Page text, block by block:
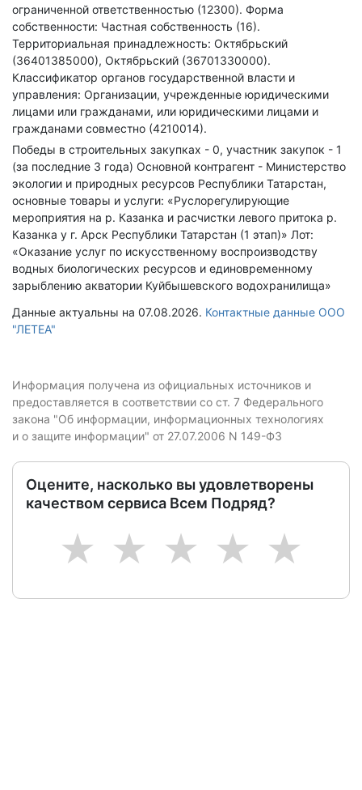
ограниченной ответственностью (12300). Форма
собственности: Частная собственность (16).
Территориальная принадлежность: Октябрьский
(36401385000), Октябрьский (36701330000).
Классификатор органов государственной власти и
управления: Организации, учрежденные юридическими
лицами или гражданами, или юридическими лицами и
гражданами совместно (4210014).
Победы в строительных закупках - 0, участник закупок - 1
(за последние 3 года) Основной контрагент - Министерство
экологии и природных ресурсов Республики Татарстан,
основные товары и услуги: «Руслорегулирующие
мероприятия на р. Казанка и расчистки левого притока р.
Казанка у г. Арск Республики Татарстан (1 этап)» Лот:
«Оказание услуг по искусственному воспроизводству
водных биологических ресурсов и единовременному
зарыблению акватории Куйбышевского водохранилища»
Данные актуальны на 07.08.2026. Контактные данные ООО
"ЛЕТЕА"
Информация получена из официальных источников и
предоставляется в соответствии со ст. 7 Федерального
закона "Об информации, информационных технологиях
и о защите информации" от 27.07.2006 N 149-ФЗ
Оцените, насколько вы удовлетворены
качеством сервиса Всем Подряд?
5
4
3
2
1